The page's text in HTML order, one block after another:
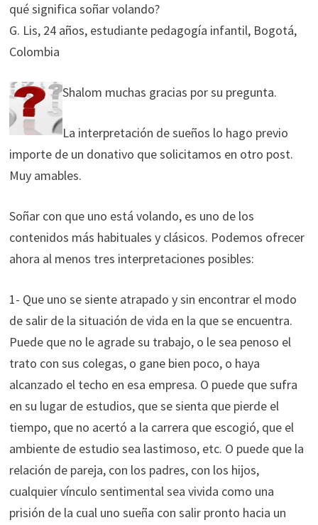
qué significa soñar volando?
G. Lis, 24 años, estudiante pedagogía infantil, Bogotá,
Colombia
Shalom muchas gracias por su pregunta.
La interpretación de sueños lo hago previo
importe de un donativo que solicitamos en otro post.
Muy amables.
Soñar con que uno está volando, es uno de los
contenidos más habituales y clásicos. Podemos ofrecer
ahora al menos tres interpretaciones posibles:
1- Que uno se siente atrapado y sin encontrar el modo
de salir de la situación de vida en la que se encuentra.
Puede que no le agrade su trabajo, o le sea penoso el
trato con sus colegas, o gane bien poco, o haya
alcanzado el techo en esa empresa. O puede que sufra
en su lugar de estudios, que se sienta que pierde el
tiempo, que no acertó a la carrera que escogió, que el
ambiente de estudio sea lastimoso, etc. O puede que la
relación de pareja, con los padres, con los hijos,
cualquier vínculo sentimental sea vivida como una
prisión de la cual uno sueña con salir pronto hacia un